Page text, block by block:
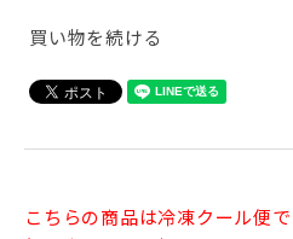
買い物を続ける
こちらの商品は冷凍クール便